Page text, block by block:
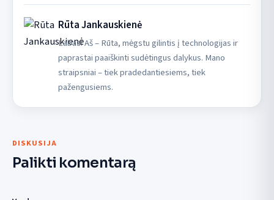
Rūta Jankauskienė
Labas! Aš – Rūta, mėgstu gilintis į technologijas ir
paprastai paaiškinti sudėtingus dalykus. Mano
straipsniai – tiek pradedantiesiems, tiek
pažengusiems.
DISKUSIJA
Palikti komentarą